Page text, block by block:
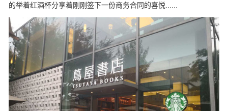
的举着红酒杯分享着刚刚签下一份商务合同的喜悦......